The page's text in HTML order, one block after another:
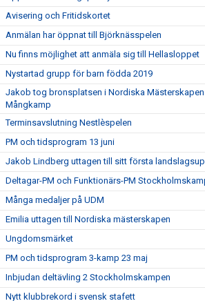
Avisering och Fritidskortet
Anmälan har öppnat till Björknässpelen
Nu finns möjlighet att anmäla sig till Hellasloppet
Nystartad grupp för barn födda 2019
Jakob tog bronsplatsen i Nordiska
Mångkamp
Terminsavslutning Nestlèspelen
PM och tidsprogram 13 juni
Jakob Lindberg uttagen till sitt första
Deltagar-PM och Funktionärs-PM
Många medaljer på UDM
Emilia uttagen till Nordiska mästerskapen
Ungdomsmärket
PM och tidsprogram 3-kamp 23 maj
Inbjudan deltävling 2 Stockholmskampen
Nytt klubbrekord i svensk stafett